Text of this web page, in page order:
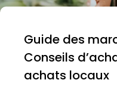
Guide des
Conseils
achats locaux